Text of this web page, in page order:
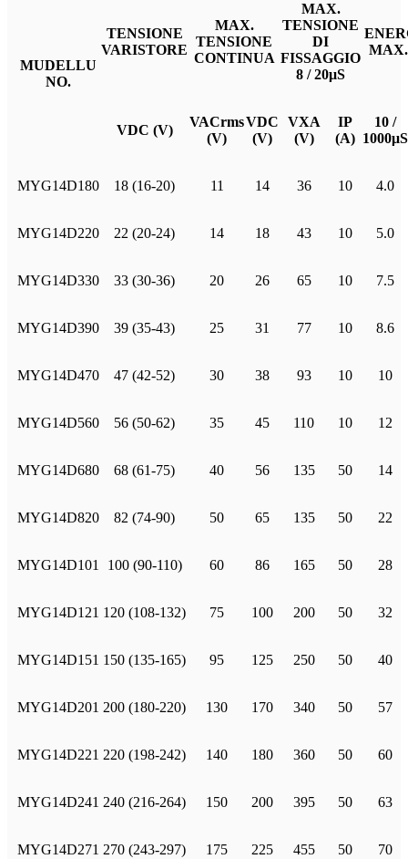
MUDELLU
NO.
TENSIONE
VARISTORE
MAX.
TENSIONE
CONTINUA
MAX.
TENSIONE
DI
FISSAGGIO
8 / 20μS
VDC (V)
VACrms
(V)
VDC
(V)
VXA
(V)
IP
(A)
10 /
1000μS
MYG14D180 18 (16-20) 11 14 36 10 4.0
MYG14D220 22 (20-24) 14 18 43 10 5.0
MYG14D330 33 (30-36) 20 26 65 10 7.5
MYG14D390 39 (35-43) 25 31 77 10 8.6
MYG14D470 47 (42-52) 30 38 93 10 10
MYG14D560 56 (50-62) 35 45 110 10 12
MYG14D680 68 (61-75) 40 56 135 50 14
MYG14D820 82 (74-90) 50 65 135 50 22
MYG14D101 100 (90-110) 60 86 165 50 28
MYG14D121 120 (108-132) 75 100 200 50 32
MYG14D151 150 (135-165) 95 125 250 50 40
MYG14D201 200 (180-220) 130 170 340 50 57
MYG14D221 220 (198-242) 140 180 360 50 60
MYG14D241 240 (216-264) 150 200 395 50 63
MYG14D271 270 (243-297) 175 225 455 50 70